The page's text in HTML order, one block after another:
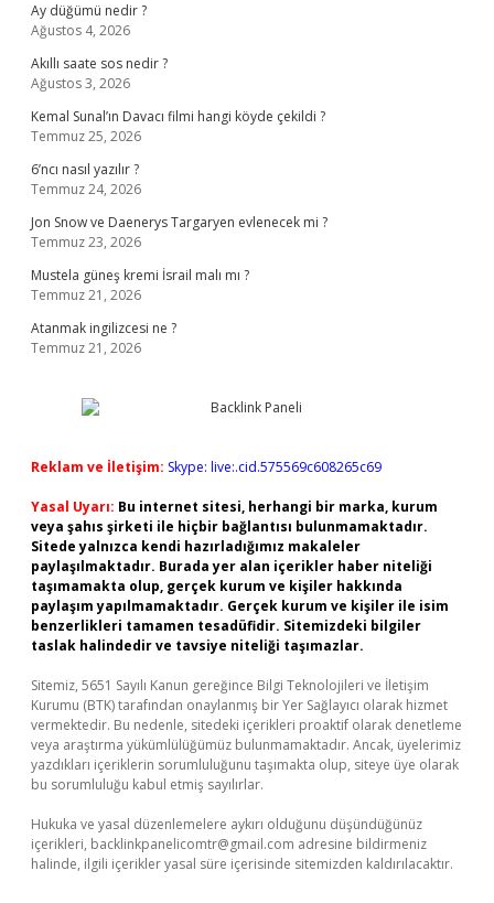
Ay düğümü nedir ?
Ağustos 4, 2026
Akıllı saate sos nedir ?
Ağustos 3, 2026
Kemal Sunal’ın Davacı filmi hangi köyde çekildi ?
Temmuz 25, 2026
6’ncı nasıl yazılır ?
Temmuz 24, 2026
Jon Snow ve Daenerys Targaryen evlenecek mi ?
Temmuz 23, 2026
Mustela güneş kremi İsrail malı mı ?
Temmuz 21, 2026
Atanmak ingilizcesi ne ?
Temmuz 21, 2026
Reklam ve İletişim: Skype: live:.cid.575569c608265c69
Yasal Uyarı: Bu internet sitesi, herhangi bir marka, kurum
veya şahıs şirketi ile hiçbir bağlantısı bulunmamaktadır.
Sitede yalnızca kendi hazırladığımız makaleler
paylaşılmaktadır. Burada yer alan içerikler haber niteliği
taşımamakta olup, gerçek kurum ve kişiler hakkında
paylaşım yapılmamaktadır. Gerçek kurum ve kişiler ile isim
benzerlikleri tamamen tesadüfidir. Sitemizdeki bilgiler
taslak halindedir ve tavsiye niteliği taşımazlar.
Sitemiz, 5651 Sayılı Kanun gereğince Bilgi Teknolojileri ve İletişim
Kurumu (BTK) tarafından onaylanmış bir Yer Sağlayıcı olarak hizmet
vermektedir. Bu nedenle, sitedeki içerikleri proaktif olarak denetleme
veya araştırma yükümlülüğümüz bulunmamaktadır. Ancak, üyelerimiz
yazdıkları içeriklerin sorumluluğunu taşımakta olup, siteye üye olarak
bu sorumluluğu kabul etmiş sayılırlar.
Hukuka ve yasal düzenlemelere aykırı olduğunu düşündüğünüz
içerikleri, backlinkpanelicomtr@gmail.com adresine bildirmeniz
halinde, ilgili içerikler yasal süre içerisinde sitemizden kaldırılacaktır.